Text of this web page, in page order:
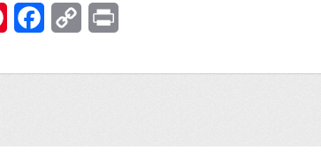
PinterestFacebook
Copy